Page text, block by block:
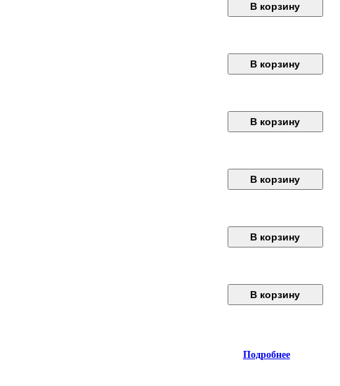
В корзину
В корзину
В корзину
В корзину
В корзину
В корзину
Подробнее